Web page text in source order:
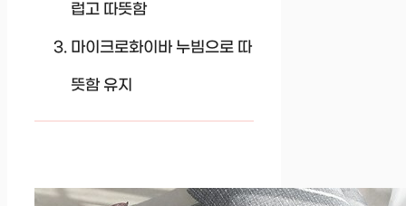
럽고 따뜻함
마이크로화이바 누빔으로 따
뜻함 유지